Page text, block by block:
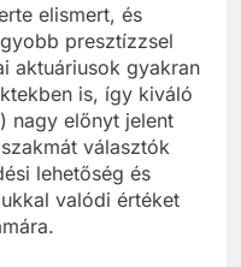
elismert, és
presztízzsel
aktuáriusok gyakran
is, így kiváló
nagy előnyt jelent
választók
lehetőség és
valódi értéket